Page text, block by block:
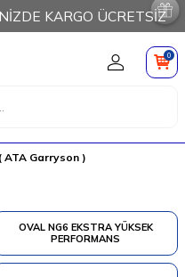
KARGO ÜCRETSİZ
0
ATA Garryson )
OVAL NG6 EKSTRA YÜKSEK
PERFORMANS